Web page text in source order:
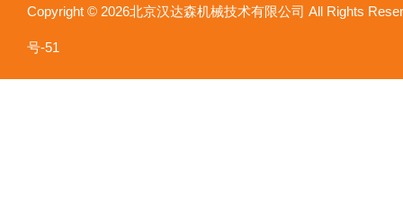
Copyright © 2026北京汉达森机械技术有限公司 All Rights
号-51